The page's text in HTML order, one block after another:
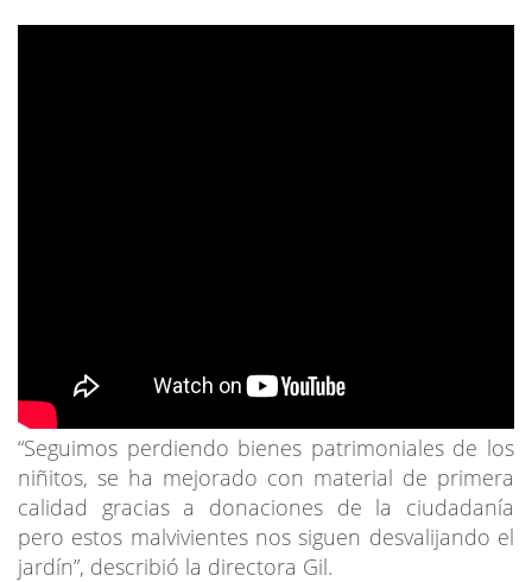
“Seguimos perdiendo bienes patrimoniales de los
niñitos, se ha mejorado con material de primera
calidad gracias a donaciones de la ciudadanía
pero estos malvivientes nos siguen desvalijando el
jardín”, describió la directora Gil.